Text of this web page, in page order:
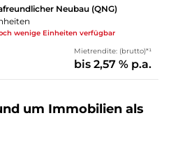
Neubau (QNG)
wenige Einheiten verfügbar
Mietrendite: (brutto)*¹
bis 2,57 % p.a.
um Immobilien als